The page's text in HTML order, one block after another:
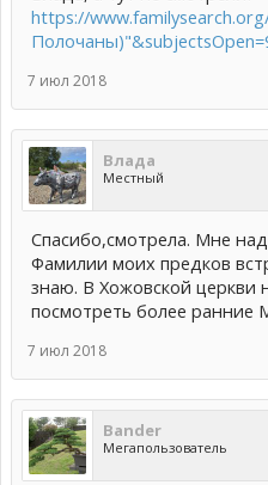
https://
7 июл 2018
Влада
Местный
Спасибо,смотрела. Мне
Фамилии моих предков
знаю. В Хожовской церкви
посмотреть более ранние
7 июл 2018
Bander
Мегапользователь